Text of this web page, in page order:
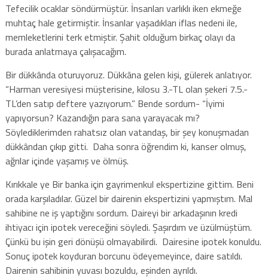
Tefecilik ocaklar söndürmüştür. İnsanları varlıklı iken ekmeğe
muhtaç hale getirmiştir. İnsanlar yaşadıkları iflas nedeni ile,
memleketlerini terk etmiştir. Şahit olduğum birkaç olayı da
burada anlatmaya çalışacağım.
Bir dükkânda oturuyoruz. Dükkâna gelen kişi, gülerek anlatıyor.
“Harman veresiyesi müşterisine, kilosu 3.-TL olan şekeri 7.5.-
TL’den satıp deftere yazıyorum.” Bende sordum- “İyimi
yapıyorsun? Kazandığın para sana yarayacak mı?
Söylediklerimden rahatsız olan vatandaş, bir şey konuşmadan
dükkândan çıkıp gitti. Daha sonra öğrendim ki, kanser olmuş,
ağrılar içinde yaşamış ve ölmüş.
Kırıkkale ye Bir banka için gayrimenkul ekspertizine gittim. Beni
orada karşıladılar. Güzel bir dairenin ekspertizini yapmıştım. Mal
sahibine ne iş yaptığını sordum. Daireyi bir arkadaşının kredi
ihtiyacı için ipotek vereceğini söyledi. Şaşırdım ve üzülmüştüm.
Çünkü bu işin geri dönüşü olmayabilirdi. Dairesine ipotek konuldu.
Sonuç ipotek koyduran borcunu ödeyemeyince, daire satıldı.
Dairenin sahibinin yuvası bozuldu, eşinden ayrıldı.